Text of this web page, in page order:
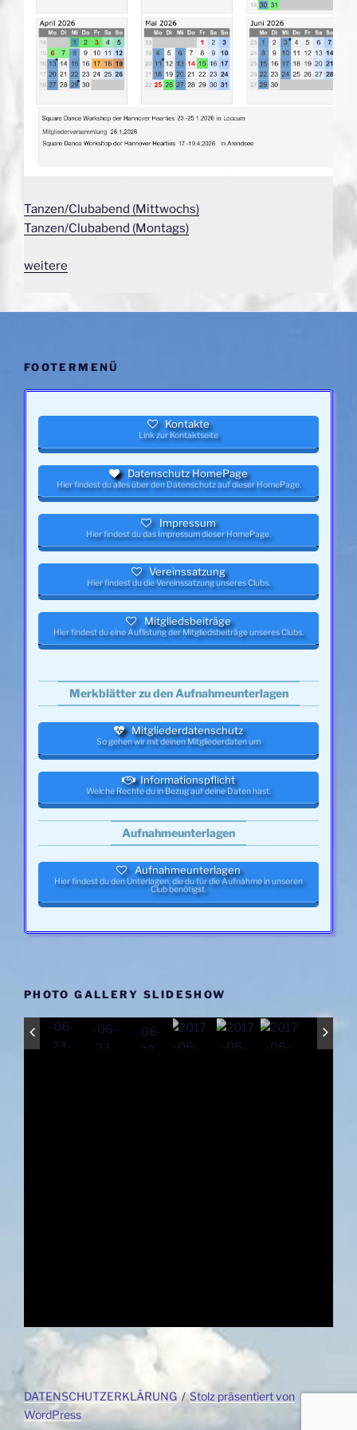
Tanzen/Clubabend (Mittwochs)
Tanzen/Clubabend (Montags)
weitere
FOOTERMENÜ
Kontakte
Link zur Kontaktseite
Datenschutz HomePage
Hier findest du alles über den Datenschutz auf dieser HomePage.
Impressum
Hier findest du das Impressum dieser HomePage.
Vereinssatzung
Hier findest du die Vereinssatzung unseres Clubs.
Mitgliedsbeiträge
Hier findest du eine Auflistung der Mitgliedsbeiträge unseres Clubs.
Merkblätter zu den Aufnahmeunterlagen
Mitgliederdatenschutz
So gehen wir mit deinen Mitgliederdaten um
Informationspflicht
Welche Rechte du in Bezug auf deine Daten hast.
Aufnahmeunterlagen
Aufnahmeunterlagen
Hier findest du den Unterlagen, die du für die Aufnahme in unseren
Club benötigst.
PHOTO GALLERY SLIDESHOW
DATENSCHUTZERKLÄRUNG
Stolz präsentiert von
WordPress